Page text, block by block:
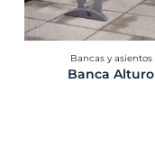
Bancas y asientos
Banca Alturo